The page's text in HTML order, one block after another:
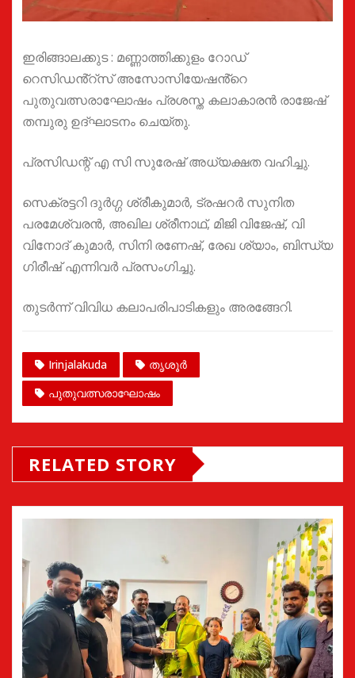
ഇരിങ്ങാലക്കുട : മണ്ണാത്തിക്കുളം റോഡ്
റെസിഡൻ്റ്സ് അസോസിയേഷൻ്റെ
പുതുവത്സരാഘോഷം പ്രശസ്ത കലാകാരൻ രാജേഷ്
തമ്പുരു ഉദ്ഘാടനം ചെയ്തു.
പ്രസിഡന്റ് എ സി സുരേഷ് അധ്യക്ഷത വഹിച്ചു.
സെക്രട്ടറി ദുർഗ്ഗ ശ്രീകുമാർ, ട്രഷറർ സുനിത
പരമേശ്വരൻ, അഖില ശ്രീനാഥ്, മിജി വിജേഷ്, വി
വിനോദ് കുമാർ, സിനി രണേഷ്, രേഖ ശ്യാം, ബിന്ധ്യ
ഗിരീഷ് എന്നിവർ പ്രസംഗിച്ചു.
തുടർന്ന് വിവിധ കലാപരിപാടികളും അരങ്ങേറി.
Irinjalakuda
തൃശൂർ
പുതുവത്സരാഘോഷം
RELATED STORY